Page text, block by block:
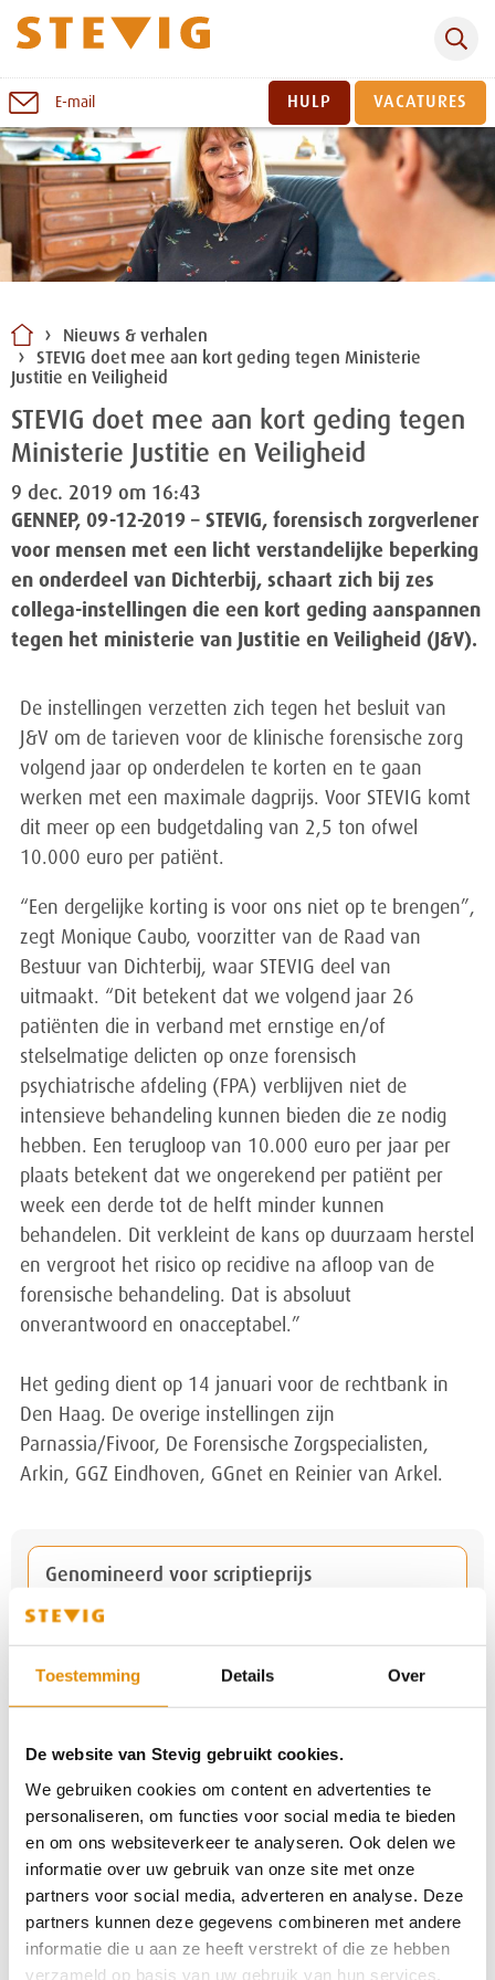
Toestemming Details Over
De website van Stevig gebruikt cookies.
We gebruiken cookies om content en advertenties te
personaliseren, om functies voor social media te bieden
en om ons websiteverkeer te analyseren. Ook delen we
informatie over uw gebruik van onze site met onze
partners voor social media, adverteren en analyse. Deze
partners kunnen deze gegevens combineren met andere
informatie die u aan ze heeft verstrekt of die ze hebben
verzameld op basis van uw gebruik van hun services.
Naar
inhoud
E-mail HULP VACATURES
Nieuws & verhalen
STEVIG doet mee aan kort geding tegen Ministerie
Justitie en Veiligheid
Genomineerd voor scriptieprijs
Zes uur in afzondering: Hoe voelt dat?
Genomineerd voor Vaktherapie-prijs 2025
Verlenging certificaat Keurmerkinstituut
door Laura: Niet zo feestige feestdagen
STEVIG doet mee aan kort geding tegen
Ministerie Justitie en Veiligheid
9 dec. 2019 om 16:43
GENNEP, 09-12-2019 – STEVIG, forensisch zorgverlener
voor mensen met een licht verstandelijke beperking
en onderdeel van Dichterbij, schaart zich bij zes
collega-instellingen die een kort geding aanspannen
tegen het ministerie van Justitie en Veiligheid (J&V).
De instellingen verzetten zich tegen het besluit van
J&V om de tarieven voor de klinische forensische zorg
volgend jaar op onderdelen te korten en te gaan
werken met een maximale dagprijs. Voor STEVIG komt
dit meer op een budgetdaling van 2,5 ton ofwel
10.000 euro per patiënt.
“Een dergelijke korting is voor ons niet op te brengen”,
zegt Monique Caubo, voorzitter van de Raad van
Bestuur van Dichterbij, waar STEVIG deel van
uitmaakt. “Dit betekent dat we volgend jaar 26
patiënten die in verband met ernstige en/of
stelselmatige delicten op onze forensisch
psychiatrische afdeling (FPA) verblijven niet de
intensieve behandeling kunnen bieden die ze nodig
hebben. Een terugloop van 10.000 euro per jaar per
plaats betekent dat we ongerekend per patiënt per
week een derde tot de helft minder kunnen
behandelen. Dit verkleint de kans op duurzaam herstel
en vergroot het risico op recidive na afloop van de
forensische behandeling. Dat is absoluut
onverantwoord en onacceptabel.”
Het geding dient op 14 januari voor de rechtbank in
Den Haag. De overige instellingen zijn
Parnassia/Fivoor, De Forensische Zorgspecialisten,
Arkin, GGZ Eindhoven, GGnet en Reinier van Arkel.
Sluiten